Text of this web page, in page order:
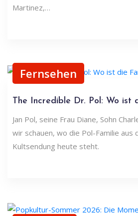
Martinez,…
Fernsehen
The Incredible Dr. Pol: Wo ist
Jan Pol, seine Frau Diane, Sohn
wir schauen, wo die Pol-Familie aus
Kultsendung heute steht.